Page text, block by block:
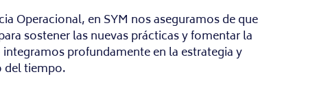
Operacional, en SYM nos aseguramos de que
sostener las nuevas prácticas y fomentar la
profundamente en la estrategia y
del tiempo.